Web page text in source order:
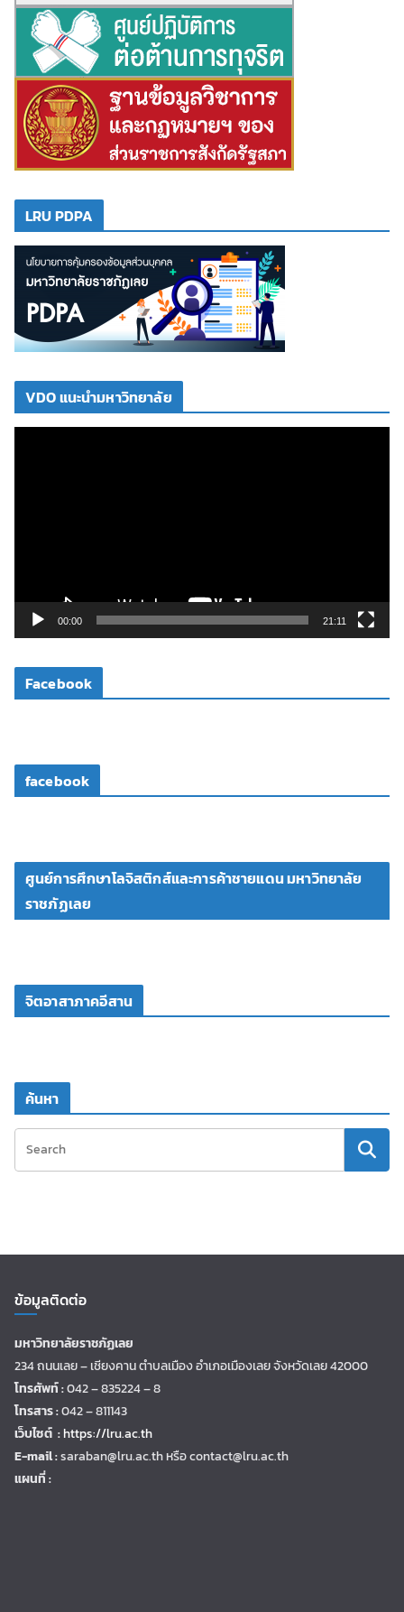
LRU PDPA
VDO แนะนำมหาวิทยาลัย
ดี
โ
00:00 21:11
Facebook
facebook
ศูนย์การศึกษาโลจิสติกส์และการค้าชายแดน มหาวิทยาลัย
ราชภัฏเลย
จิตอาสาภาคอีสาน
ค้นหา
ข้อมูลติดต่อ
มหาวิทยาลัยราชภัฏเลย
234 ถนนเลย – เชียงคาน ตำบลเมือง อำเภอเมืองเลย จังหวัดเลย 42000
โทรศัพท์ :042 – 835224 – 8
โทรสาร :042 – 811143
เว็บไซต์ :https://lru.ac.th
E-mail :saraban@lru.ac.thหรือ contact@lru.ac.th
แผนที่ :